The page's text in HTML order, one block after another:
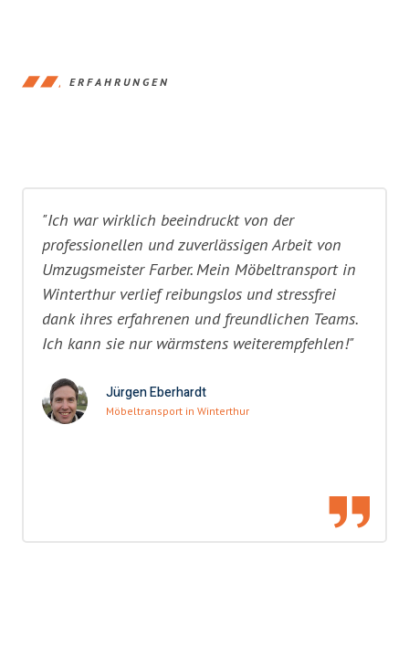
ERFAHRUNGEN
"Ich war wirklich beeindruckt von der
professionellen und zuverlässigen Arbeit von
Umzugsmeister Farber. Mein Möbeltransport in
Winterthur verlief reibungslos und stressfrei
dank ihres erfahrenen und freundlichen Teams.
Ich kann sie nur wärmstens weiterempfehlen!"
Jürgen Eberhardt
Möbeltransport in Winterthur